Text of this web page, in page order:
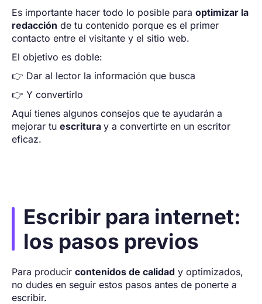
Es importante hacer todo lo posible para optimizar la
redacción de tu contenido porque es el primer
contacto entre el visitante y el sitio web.
El objetivo es doble:
👉 Dar al lector la información que busca
👉 Y convertirlo
Aquí tienes algunos consejos que te ayudarán a
mejorar tu escritura y a convertirte en un escritor
eficaz.
Escribir para internet:
los pasos previos
Para producir contenidos de calidad y optimizados,
no dudes en seguir estos pasos antes de ponerte a
escribir.